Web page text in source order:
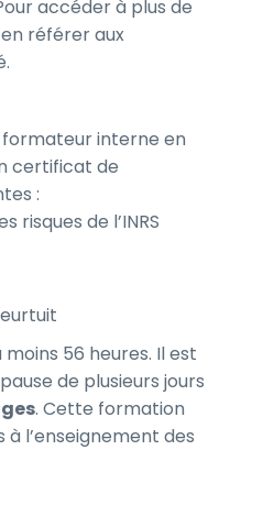
accéder à plus de
référer aux
interne en
certificat de
:
de l’INRS
56 heures. Il est
de plusieurs jours
. Cette formation
à l’enseignement des